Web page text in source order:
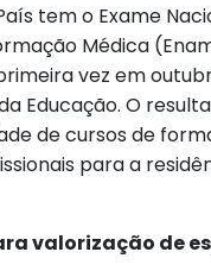
tem o Exame
Médica
vez em
Educação. O
de cursos de
para a
valorização de